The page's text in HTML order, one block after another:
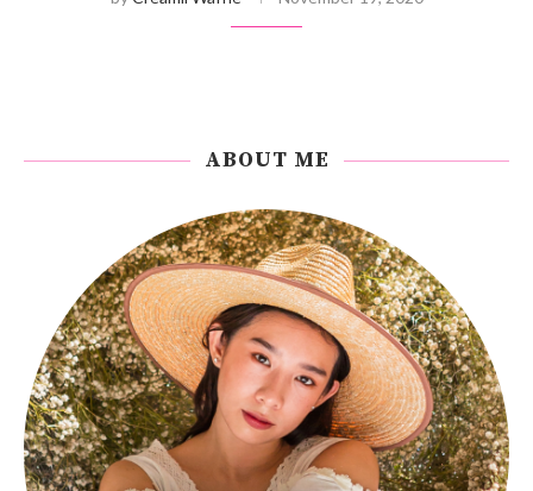
ABOUT ME